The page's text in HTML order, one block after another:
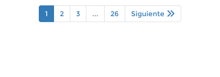
1 2 3 ... 26 Siguiente